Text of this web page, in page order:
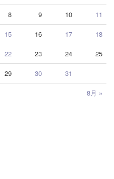
8月 »
8 9 10 11
15 16 17 18
22 23 24 25
29 30 31